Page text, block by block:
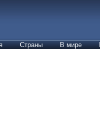
Страны В мире